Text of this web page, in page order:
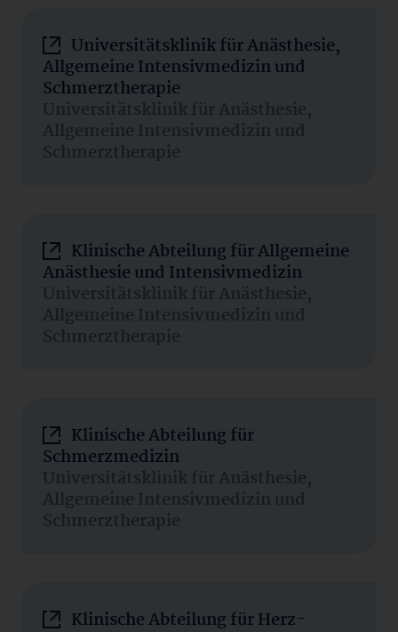
Universitätsklinik für Anästhesie,
Allgemeine Intensivmedizin und
Schmerztherapie
Universitätsklinik für Anästhesie,
Allgemeine Intensivmedizin und
Schmerztherapie
Klinische Abteilung für Allgemeine
Anästhesie und Intensivmedizin
Universitätsklinik für Anästhesie,
Allgemeine Intensivmedizin und
Schmerztherapie
Klinische Abteilung für
Schmerzmedizin
Universitätsklinik für Anästhesie,
Allgemeine Intensivmedizin und
Schmerztherapie
Klinische Abteilung für Herz-